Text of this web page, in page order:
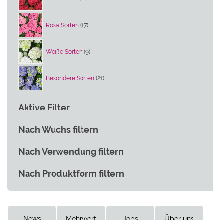
Produkte
Rosa Sorten 17
Produkte
Weiße Sorten 9
Produkte
Besondere Sorten 21
Produkte
Aktive Filter
Nach Wuchs filtern
Nach Verwendung filtern
Nach Produktform filtern